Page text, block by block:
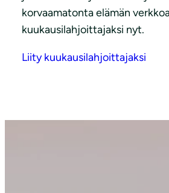
korvaamatonta elämän
kuukausilahjoittajaksi nyt.
Liity kuukausilahjoittajaksi